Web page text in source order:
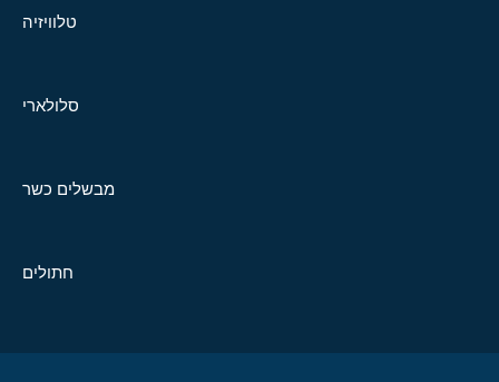
טלוויזיה
סלולארי
מבשלים כשר
חתולים